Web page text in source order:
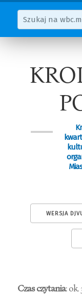
WERSJA
Czas czytania: ok.